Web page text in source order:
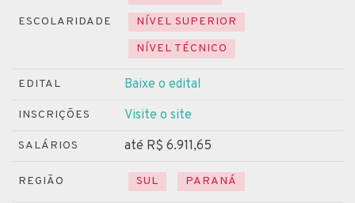
ESCOLARIDADE
NÍVEL SUPERIOR
NÍVEL TÉCNICO
EDITAL Baixe o edital
INSCRIÇÕES Visite o site
SALÁRIOS até R$ 6.911,65
REGIÃO SUL PARANÁ